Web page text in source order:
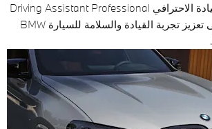
القيادة الاحترافي Driving Assistant Professional
على تعزيز تجربة القيادة والسلامة للسيارة BMW